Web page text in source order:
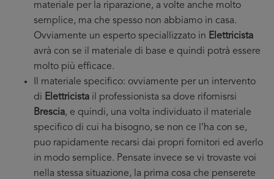
materiale per la riparazione, a volte anche molto
semplice, ma che spesso non abbiamo in casa.
Ovviamente un esperto speciallizzato in Elettricista
avrà con se il materiale di base e quindi potrà essere
molto più efficace.
Il materiale specifico: ovviamente per un intervento
di Elettricista il professionista sa dove rifornisrsi
Brescia, e quindi, una volta individuato il materiale
specifico di cui ha bisogno, se non ce l’ha con se,
puo rapidamente recarsi dai propri fornitori ed averlo
in modo semplice. Pensate invece se vi trovaste voi
nella stessa situazione, la prima cosa che penserete